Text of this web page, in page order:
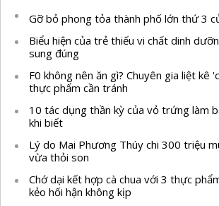
Gỡ bỏ phong tỏa thành phố lớn thứ 3
Biểu hiện của trẻ thiếu vi chất dinh
sung đúng
F0 không nên ăn gì? Chuyên gia liệt kê
thực phẩm cần tránh
10 tác dụng thần kỳ của vỏ trứng làm
khi biết
Lý do Mai Phương Thúy chi 300 triệu
vừa thỏi son
Chớ dại kết hợp cà chua với 3 thực
kẻo hối hận không kịp